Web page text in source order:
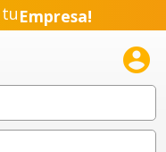
Empresa!
Pyme!
Emprendimiento!
